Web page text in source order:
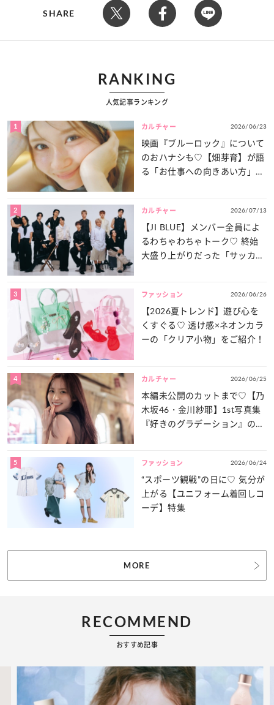
SHARE
RANKING
人気記事ランキング
1 カルチャー 2026/06/23
映画『ブルーロック』について
のおハナシも♡【畑芽育】が語
る「お仕事への向きあい方」と
2 カルチャー 2026/07/13
【JI BLUE】メンバー全員によ
るわちゃわちゃトーク♡ 終始
大盛り上がりだった「サッカー
3 ファッション 2026/06/26
【2026夏トレンド】遊び心を
くすぐる♡ 透け感×ネオンカラ
ーの「クリア小物」をご紹介！
4 カルチャー 2026/06/25
本編未公開のカットまで♡【乃
木坂46・金川紗耶】1st写真集
『好きのグラデーション』の魅
5 ファッション 2026/06/24
“スポーツ観戦”の日に♡ 気分が
上がる【ユニフォーム着回しコ
ーデ】特集
MORE
RECOMMEND
おすすめ記事